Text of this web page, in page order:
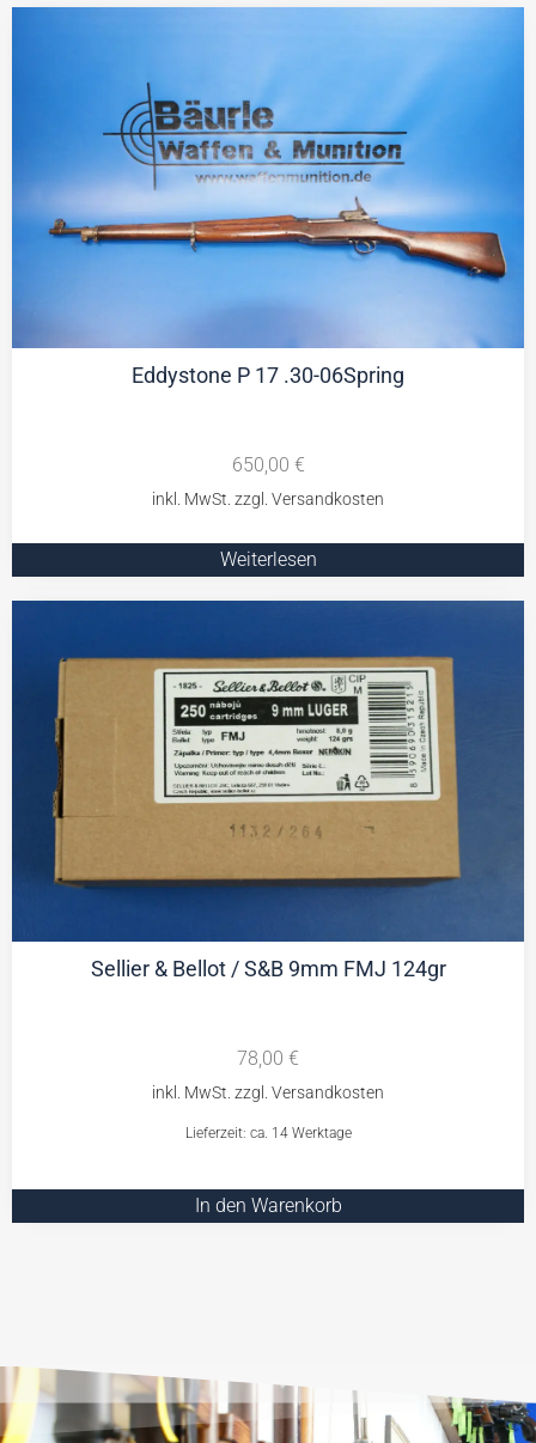
Eddystone P 17 .30-06Spring
650,00 €
Weiterlesen
Sellier & Bellot / S&B 9mm FMJ 124gr
78,00 €
Lieferzeit: ca. 14 Werktage
In den Warenkorb